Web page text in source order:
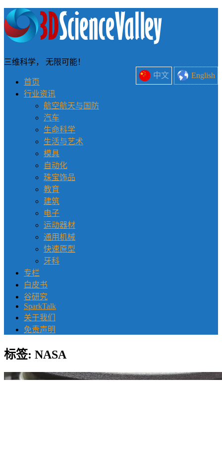
中文 English
三维科学， 无限可能！
首页
行业资讯
航空航天与国防
汽车
生命科学
生活与艺术
模具
自动化
珠宝饰品
教育
建筑
电子
运动器材
通用机械
快速原型
牙科
专栏
白皮书
谷研究
SparkTalk
关于我们
免责声明
标签: NASA